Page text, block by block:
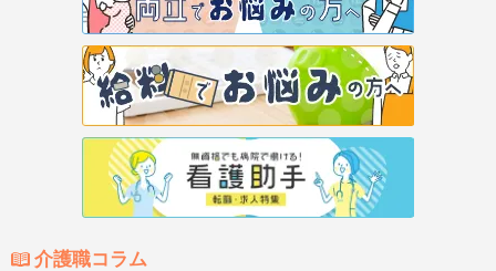
介護職コラム